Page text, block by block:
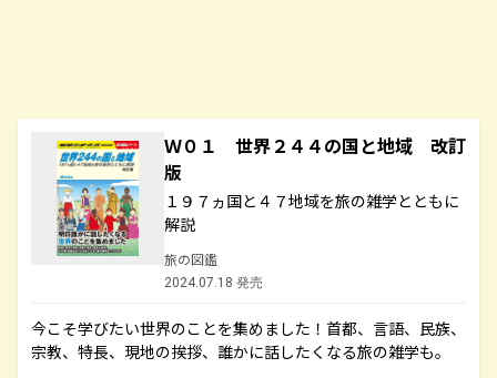
Ｗ０１ 世界２４４の国と地域 改訂
版
１９７ヵ国と４７地域を旅の雑学とともに
解説
旅の図鑑
2024.07.18 発売
今こそ学びたい世界のことを集めました！首都、言語、民族、
宗教、特長、現地の挨拶、誰かに話したくなる旅の雑学も。